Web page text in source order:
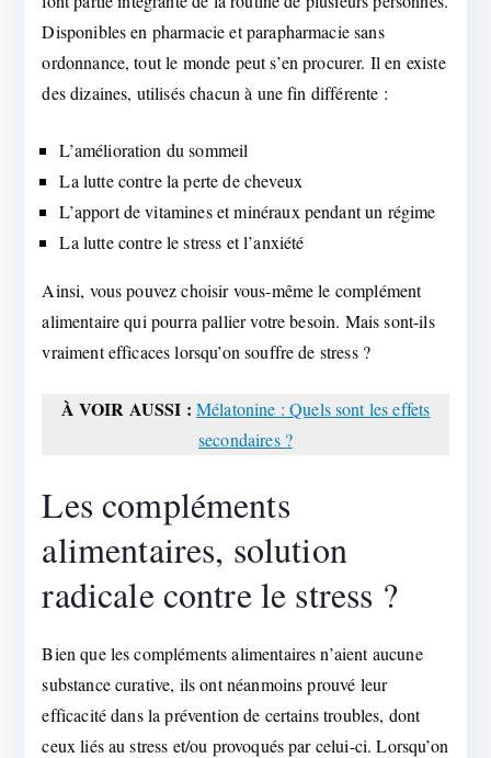
Disponibles en pharmacie et parapharmacie sans
ordonnance, tout le monde peut s’en procurer. Il en existe
des dizaines, utilisés chacun à une fin différente :
L’amélioration du sommeil
La lutte contre la perte de cheveux
L’apport de vitamines et minéraux pendant un régime
La lutte contre le stress et l’anxiété
Ainsi, vous pouvez choisir vous-même le complément
alimentaire qui pourra pallier votre besoin. Mais sont-ils
vraiment efficaces lorsqu’on souffre de stress ?
À VOIR AUSSI : Mélatonine : Quels sont les effets
secondaires ?
Les compléments
alimentaires, solution
radicale contre le stress ?
Bien que les compléments alimentaires n’aient aucune
substance curative, ils ont néanmoins prouvé leur
efficacité dans la prévention de certains troubles, dont
ceux liés au stress et/ou provoqués par celui-ci. Lorsqu’on